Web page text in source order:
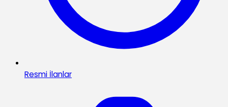
Resmi İlanlar